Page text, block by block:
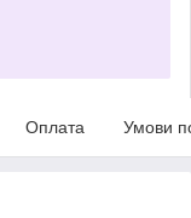
Оплата Умови